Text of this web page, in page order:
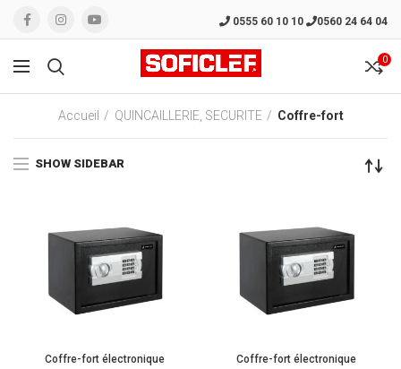
0555 60 10 10 0560 24 64 04
0
Accueil QUINCAILLERIE, SECURITE Coffre-fort
SHOW SIDEBAR
Coffre-fort électronique Coffre-fort électronique